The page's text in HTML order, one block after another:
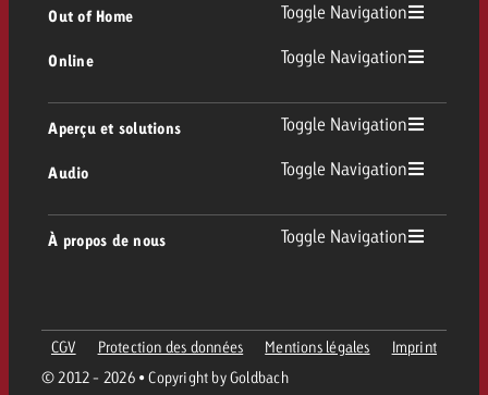
Directives publicitaires TV
Out of Home Toggle Navigation
Out of Home
Affichage
Digital Out of Home
Contacter l’équipe Out of Home
Online Toggle Navigation
Livraison de supports publicitaires Online
Aperçu et solutions Toggle Navigation
Conseil & Crossmedia
Portfolio Goldbach
Formats publicitaires
Audio Toggle Navigation
Digital Audio
À propos de nous Toggle Navigation
Équipe
© 2012 - 2026 • Copyright by Goldbach
CGV Protection des données Mentions légales Imprint